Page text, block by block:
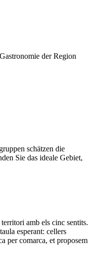
der Region
schätzen die
Sie das ideale Gebiet,
amb els cinc sentits.
esperant: cellers
per comarca, et proposem